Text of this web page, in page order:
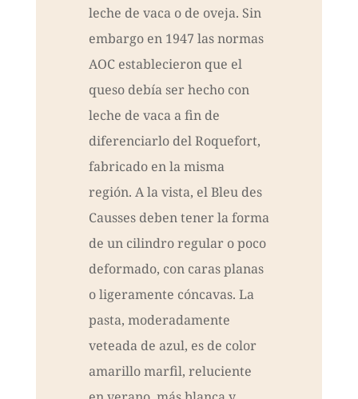
leche de vaca o de oveja. Sin
embargo en 1947 las normas
AOC establecieron que el
queso debía ser hecho con
leche de vaca a fin de
diferenciarlo del Roquefort,
fabricado en la misma
región. A la vista, el Bleu des
Causses deben tener la forma
de un cilindro regular o poco
deformado, con caras planas
o ligeramente cóncavas. La
pasta, moderadamente
veteada de azul, es de color
amarillo marfil, reluciente